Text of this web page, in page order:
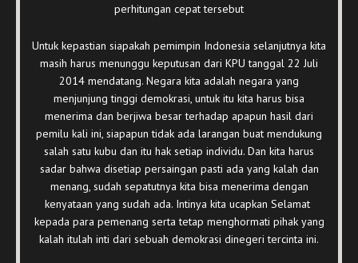
perhitungan cepat tersebut
Untuk kepastian siapakah pemimpin Indonesia selanjutnya kita
masih harus menunggu keputusan dari KPU tanggal 22 Juli
2014 mendatang. Negara kita adalah negara yang
menjunjung tinggi demokrasi, untuk itu kita harus bisa
menerima dan berjiwa besar terhadap apapun hasil dari
pemilu kali ini, siapapun tidak ada larangan buat mendukung
salah satu kubu dan itu hak setiap individu. Dan kita harus
sadar bahwa disetiap persaingan pasti ada yang kalah dan
menang, sudah sepatutnya kita bisa menerima dengan
kenyataan yang sudah ada. Intinya kita ucapkan Selamat
kepada para pemenang serta tetap menghormati pihak yang
kalah itulah inti dari sebuah demokrasi dinegeri tercinta ini.